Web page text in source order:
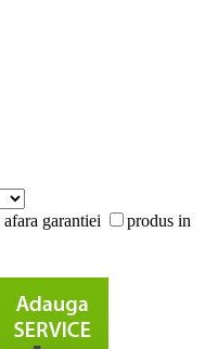
garantiei
produs in